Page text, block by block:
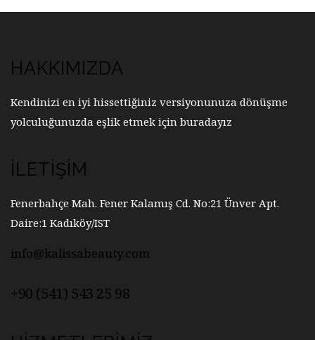
HAKKIMIZDA
Kendinizi en iyi hissettiğiniz versiyonunuza dönüşme
yolculuğunuzda eşlik etmek için buradayız
İLETIŞIM
Fenerbahçe Mah. Fener Kalamış Cd. No:21 Ünver Apt.
Daire:1 Kadıköy/IST
info@kalissabeauty.com
+90 (541) 543 25 98